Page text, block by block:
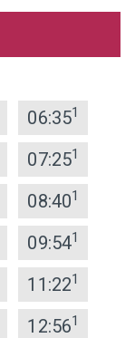
06:351
07:251
08:401
09:541
11:221
12:561